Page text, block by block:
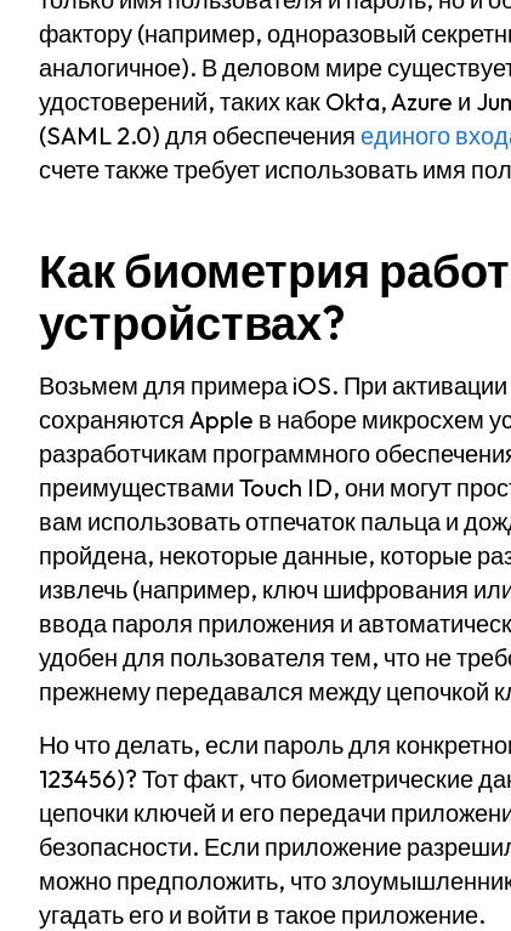
фактору (например, одноразовый
аналогичное). В деловом мире
удостоверений, таких как Okta, Azure и
(SAML 2.0) для обеспечения единого
счете также требует использовать имя
Как биометрия
устройствах?
Возьмем для примера iOS. При
сохраняются Apple в наборе микросхем
разработчикам программного
преимуществами Touch ID, они могут
вам использовать отпечаток пальца и
пройдена, некоторые данные, которые
извлечь (например, ключ шифрования
ввода пароля приложения и
удобен для пользователя тем, что не
прежнему передавался между цепочкой
Но что делать, если пароль для
123456)? Тот факт, что биометрические
цепочки ключей и его передачи
безопасности. Если приложение
можно предположить, что
угадать его и войти в такое приложение.